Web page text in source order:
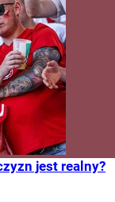
jest realny?